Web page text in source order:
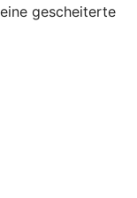
gescheiterte